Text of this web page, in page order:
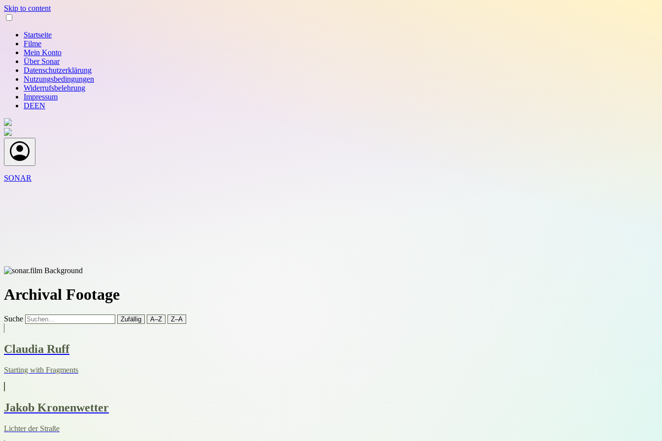
Skip to content
Startseite
Filme
Mein Konto
Über Sonar
Datenschutzerklärung
Nutzungsbedingungen
Widerrufsbelehrung
Impressum
DEEN
SONAR
Archival Footage
Suche Zufällig A–Z Z–A
Claudia Ruff
Starting with Fragments
Jakob Kronenwetter
Lichter der Straße